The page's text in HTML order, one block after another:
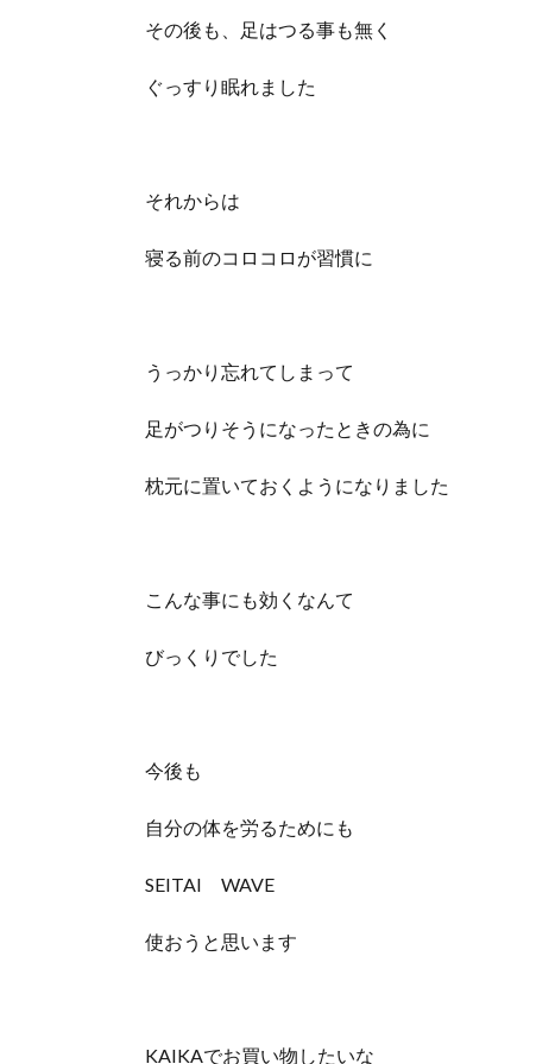
その後も、足はつる事も無く
ぐっすり眠れました
それからは
寝る前のコロコロが習慣に
うっかり忘れてしまって
足がつりそうになったときの為に
枕元に置いておくようになりました
こんな事にも効くなんて
びっくりでした
今後も
自分の体を労るためにも
SEITAI WAVE
使おうと思います
KAIKAでお買い物したいな